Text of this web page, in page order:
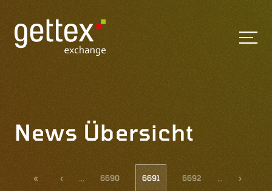
News Übersicht
« ‹ … 6690 6691 6692 … ›